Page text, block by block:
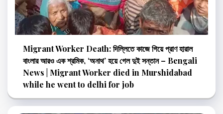
Migrant Worker Death: দিল্লিতে কাজে গিয়ে প্রাণ হারাল
বাংলার আরও এক শ্রমিক, ‘অনাথ’ হয়ে গেল দুই সন্তান – Bengali
News | Migrant Worker died in Murshidabad
while he went to delhi for job